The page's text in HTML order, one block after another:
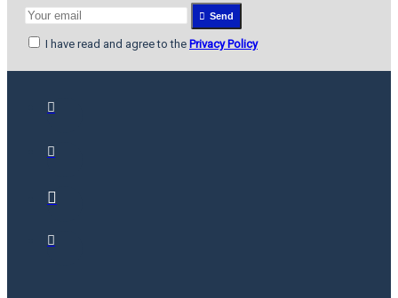
Send
I have read and agree to the Privacy Policy